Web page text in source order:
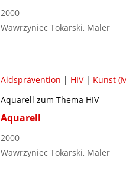
2000
Wawrzyniec Tokarski, Maler
Aidsprävention | HIV| Kunst
Aquarell zum Thema HIV
Aquarell
2000
Wawrzyniec Tokarski, Maler